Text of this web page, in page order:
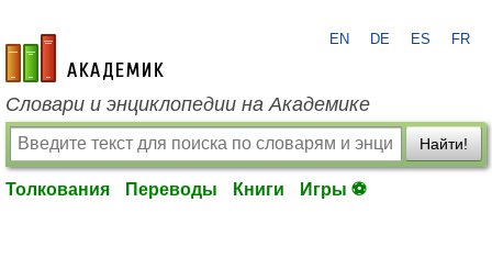
academic.ru
EN DE ES FR
Словари и энциклопедии на Академике
Найти!
Толкования Переводы Книги Игры ⚽